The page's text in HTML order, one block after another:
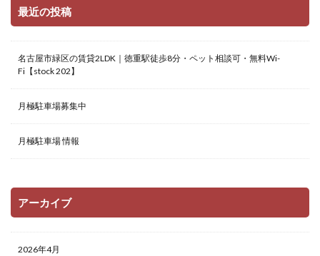
最近の投稿
名古屋市緑区の賃貸2LDK｜徳重駅徒歩8分・ペット相談可・無料Wi-
Fi【stock 202】
月極駐車場募集中
月極駐車場 情報
アーカイブ
2026年4月